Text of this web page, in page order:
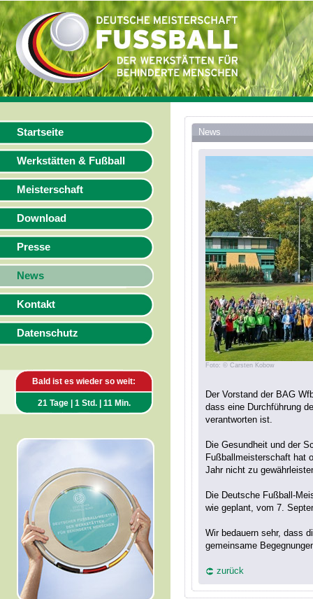
Startseite
Werkstätten & Fußball
Meisterschaft
Download
Presse
News
Kontakt
Datenschutz
Bald ist es wieder so weit:
21 Tage | 1 Std. | 11 Min.
News
Foto: © Carsten Kobow
Der Vorstand der BAG
dass eine Durchführung
verantworten ist.
Die Gesundheit und der
Fußballmeisterschaft hat
Jahr nicht zu
Die Deutsche Fußball-
wie geplant, vom 7.
Wir bedauern sehr, dass
gemeinsame
zurück